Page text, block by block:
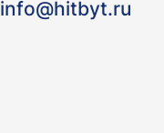
info@hitbyt.ru